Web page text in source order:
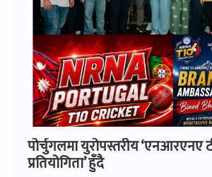
पोर्चुगलमा युरोपस्तरीय ‘एनआरएनए
प्रतियोगिता’ हुँदै